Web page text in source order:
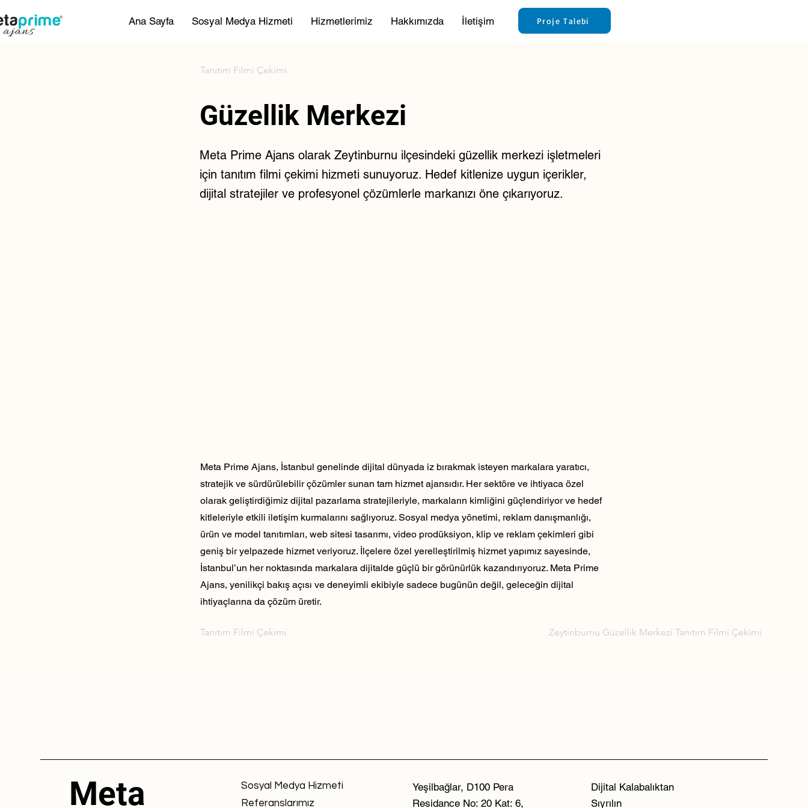
Ana Sayfa Sosyal Medya Hizmeti Hizmetlerimiz Hakkımızda İletişim Proje Talebi
Tanıtım Filmi Çekimi
Güzellik Merkezi
Meta Prime Ajans olarak Zeytinburnu ilçesindeki güzellik merkezi işletmeleri
için tanıtım filmi çekimi hizmeti sunuyoruz. Hedef kitlenize uygun içerikler,
dijital stratejiler ve profesyonel çözümlerle markanızı öne çıkarıyoruz.
Meta Prime Ajans, İstanbul genelinde dijital dünyada iz bırakmak isteyen markalara yaratıcı,
stratejik ve sürdürülebilir çözümler sunan tam hizmet ajansıdır. Her sektöre ve ihtiyaca özel
olarak geliştirdiğimiz dijital pazarlama stratejileriyle, markaların kimliğini güçlendiriyor ve hedef
kitleleriyle etkili iletişim kurmalarını sağlıyoruz. Sosyal medya yönetimi, reklam danışmanlığı,
ürün ve model tanıtımları, web sitesi tasarımı, video prodüksiyon, klip ve reklam çekimleri gibi
geniş bir yelpazede hizmet veriyoruz. İlçelere özel yerelleştirilmiş hizmet yapımız sayesinde,
İstanbul’un her noktasında markalara dijitalde güçlü bir görünürlük kazandırıyoruz. Meta Prime
Ajans, yenilikçi bakış açısı ve deneyimli ekibiyle sadece bugünün değil, geleceğin dijital
ihtiyaçlarına da çözüm üretir.
Tanıtım Filmi Çekimi Zeytinburnu Güzellik Merkezi Tanıtım Filmi Çekimi
Meta
Sosyal Medya Hizmeti
Referanslarımız
Yeşilbağlar, D100 Pera
Residance No: 20 Kat: 6,
Dijital Kalabalıktan
Sıyrılın